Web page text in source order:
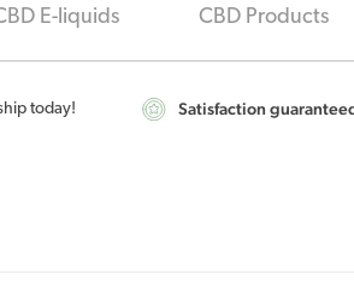
E-liquids CBD Products
today! Satisfaction